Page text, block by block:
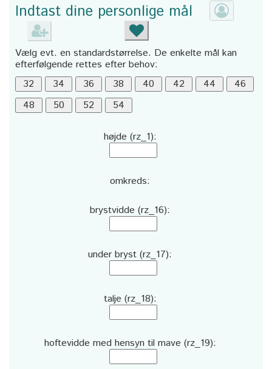
Indtast dine personlige mål
Vælg evt. en standardstørrelse. De enkelte mål kan
efterfølgende rettes efter behov:
højde (rz_1):
omkreds:
brystvidde (rz_16):
under bryst (rz_17):
talje (rz_18):
hoftevidde med hensyn til mave (rz_19):